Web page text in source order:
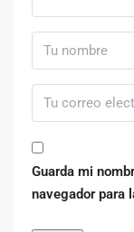
Guarda mi
navegador para